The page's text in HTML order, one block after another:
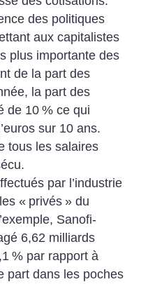
des politiques
aux capitalistes
plus importante des
de la part des
la part des
de 10 % ce qui
sur 10 ans.
tous les salaires
par l’industrie
« privés » du
Sanofi-
6,62 milliards
% par rapport à
part dans les poches